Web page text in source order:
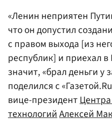
«Ленин неприятен
что он допустил
с правом выхода [из
республик] и приехал
значит, «брал деньги у
поделился с
вице-президент
технологийАлексей